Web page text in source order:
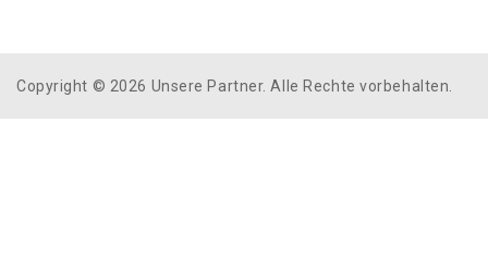
Copyright © 2026 Unsere Partner. Alle Rechte vorbehalten.